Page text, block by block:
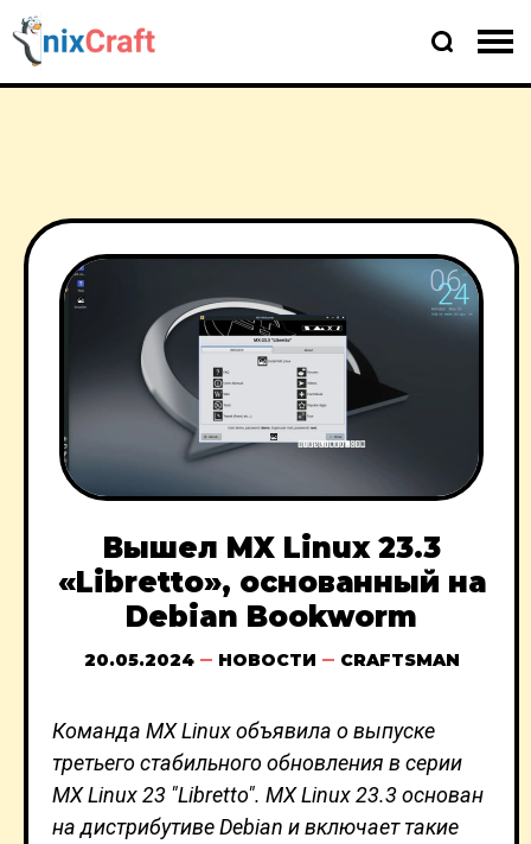
Вышел MX Linux 23.3
«Libretto», основанный на
Debian Bookworm
20.05.2024 НОВОСТИ CRAFTSMAN
Команда MX Linux объявила о выпуске
третьего стабильного обновления в серии
MX Linux 23 "Libretto". MX Linux 23.3 основан
на дистрибутиве Debian и включает такие